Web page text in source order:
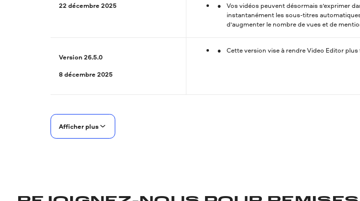
22 décembre 2025
Vos vidéos peuvent désormais s’exprimer
instantanément les sous-titres
d’augmenter le nombre de vues et de
Version 26.5.0
8 décembre 2025
Cette version vise à rendre Video Editor
Afficher plus